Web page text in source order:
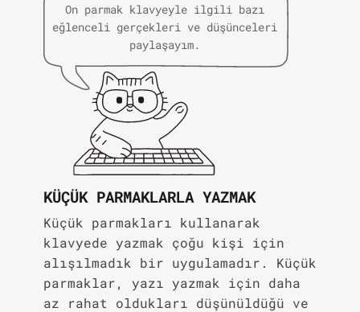
On parmak klavyeyle ilgili bazı
eğlenceli gerçekleri ve düşünceleri
paylaşayım.
KÜÇÜK PARMAKLARLA YAZMAK
Küçük parmakları kullanarak
klavyede yazmak çoğu kişi için
alışılmadık bir uygulamadır. Küçük
parmaklar, yazı yazmak için daha
az rahat oldukları düşünüldüğü ve